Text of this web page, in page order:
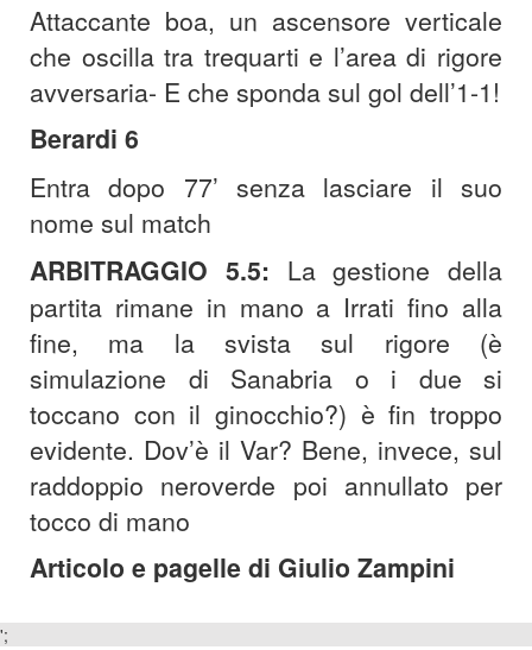
Attaccante boa, un ascensore verticale
che oscilla tra trequarti e l’area di rigore
avversaria- E che sponda sul gol dell’1-1!
Berardi 6
Entra dopo 77’ senza lasciare il suo
nome sul match
ARBITRAGGIO 5.5: La gestione della
partita rimane in mano a Irrati fino alla
fine, ma la svista sul rigore (è
simulazione di Sanabria o i due si
toccano con il ginocchio?) è fin troppo
evidente. Dov’è il Var? Bene, invece, sul
raddoppio neroverde poi annullato per
tocco di mano
Articolo e pagelle di Giulio Zampini
';